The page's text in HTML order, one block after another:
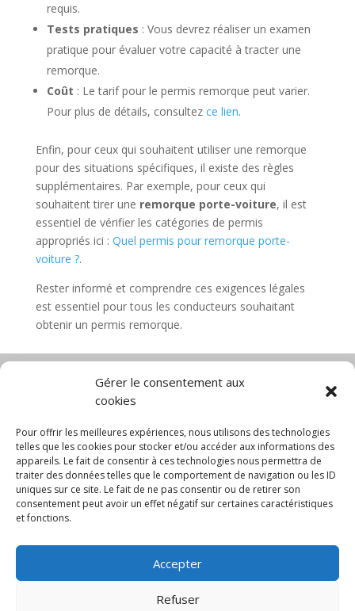
Gérer le consentement aux
cookies
Pour offrir les meilleures expériences, nous utilisons des technologies
telles que les cookies pour stocker et/ou accéder aux informations des
appareils. Le fait de consentir à ces technologies nous permettra de
traiter des données telles que le comportement de navigation ou les ID
uniques sur ce site. Le fait de ne pas consentir ou de retirer son
consentement peut avoir un effet négatif sur certaines caractéristiques
et fonctions.
Accepter
Refuser
requis.
Tests pratiques : Vous devrez réaliser un examen
pratique pour évaluer votre capacité à tracter une
remorque.
Coût : Le tarif pour le permis remorque peut varier.
Pour plus de détails, consultez ce lien.
Enfin, pour ceux qui souhaitent utiliser une remorque
pour des situations spécifiques, il existe des règles
supplémentaires. Par exemple, pour ceux qui
souhaitent tirer une remorque porte-voiture, il est
essentiel de vérifier les catégories de permis
appropriés ici : Quel permis pour remorque porte-
voiture ?.
Rester informé et comprendre ces exigences légales
est essentiel pour tous les conducteurs souhaitant
obtenir un permis remorque.
Diable électrique
Chariot manutention
CGV
Mentions légales
Politique de confidentialité et protection des
données
Paiement sécurisé
Gérer mes cookies
© 2025 MNG SORARE. Tous droits réservés. Prix
affichés en euros et hors TVA. Site dédié aux